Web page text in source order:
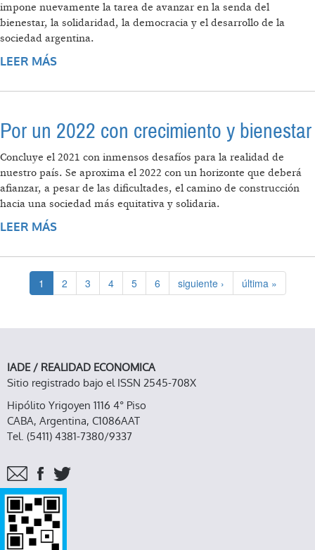
impone nuevamente la tarea de avanzar en la senda del
bienestar, la solidaridad, la democracia y el desarrollo de la
sociedad argentina.
LEER MÁS
Por un 2022 con crecimiento y bienestar
Concluye el 2021 con inmensos desafíos para la realidad de
nuestro país. Se aproxima el 2022 con un horizonte que deberá
afianzar, a pesar de las dificultades, el camino de construcción
hacia una sociedad más equitativa y solidaria.
LEER MÁS
1 2 3 4 5 6 siguiente › última »
IADE / REALIDAD ECONOMICA
Sitio registrado bajo el ISSN 2545-708X
Hipólito Yrigoyen 1116 4° Piso
CABA, Argentina, C1086AAT
Tel. (5411) 4381-7380/9337